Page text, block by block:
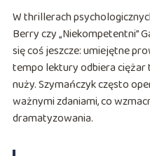
W thrillerach
Berry czy „Niekompetentni”
się coś jeszcze: umiejętne
tempo lektury odbiera
nuży. Szymańczyk często
ważnymi zdaniami, co
dramatyzowania.